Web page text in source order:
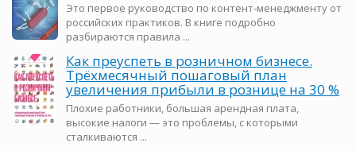
Это первое руководство по контент-менеджменту от
российских практиков. В книге подробно
разбираются правила ...
Как преуспеть в розничном бизнесе.
Трёхмесячный пошаговый план
увеличения прибыли в рознице на 30 %
Плохие работники, большая арендная плата,
высокие налоги — это проблемы, с которыми
сталкиваются ...